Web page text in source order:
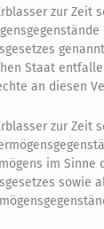
zur Zeit
Staat
an diesen
zur Zeit
im Sinne
sowie